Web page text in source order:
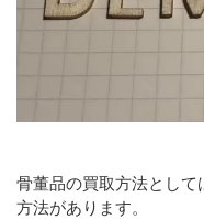
骨董品の買取方法として
方法があります。